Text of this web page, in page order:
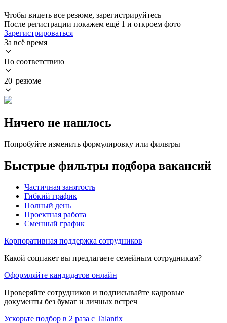
Чтобы видеть все резюме, зарегистрируйтесь
После регистрации покажем ещё 1 и откроем фото
Зарегистрироваться
За всё время
По соответствию
20 резюме
Ничего не нашлось
Попробуйте изменить формулировку или фильтры
Быстрые фильтры подбора вакансий
Частичная занятость
Гибкий график
Полный день
Проектная работа
Сменный график
Корпоративная поддержка сотрудников
Какой соцпакет вы предлагаете семейным сотрудникам?
Оформляйте кандидатов онлайн
Проверяйте сотрудников и подписывайте кадровые
документы без бумаг и личных встреч
Ускорьте подбор в 2 раза с Talantix